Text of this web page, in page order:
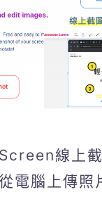
線上截
電腦上傳照